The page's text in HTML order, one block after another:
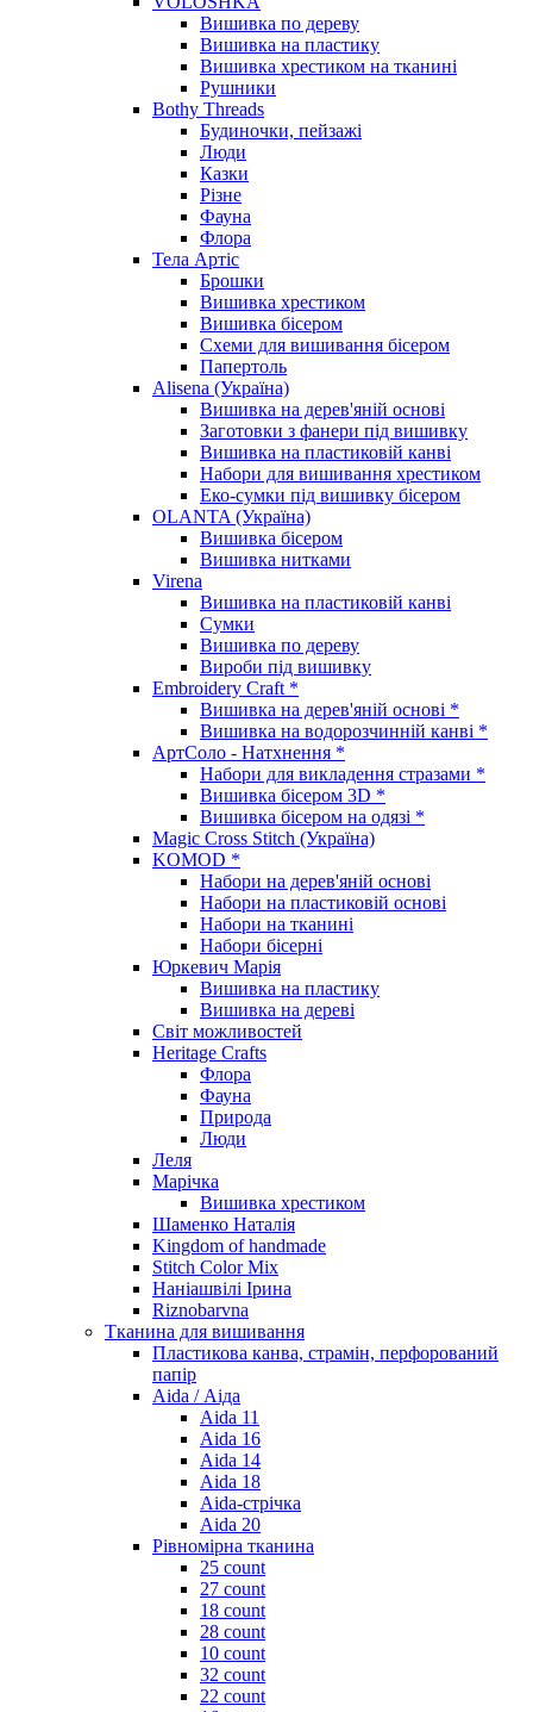
Вишивка по дереву
Вишивка на пластику
Вишивка хрестиком на тканині
Рушники
Bothy Threads
Будиночки, пейзажі
Люди
Казки
Різне
Фауна
Флора
Тела Артіс
Брошки
Вишивка хрестиком
Вишивка бісером
Схеми для вишивання бісером
Папертоль
Alisena (Україна)
Вишивка на дерев'яній основі
Заготовки з фанери під вишивку
Вишивка на пластиковій канві
Набори для вишивання хрестиком
Еко-сумки під вишивку бісером
OLANTA (Україна)
Вишивка бісером
Вишивка нитками
Virena
Вишивка на пластиковій канві
Сумки
Вишивка по дереву
Вироби під вишивку
Embroidery Craft *
Вишивка на дерев'яній основі *
Вишивка на водорозчинній канві *
АртСоло - Натхнення *
Набори для викладення стразами *
Вишивка бісером 3D *
Вишивка бісером на одязі *
Magic Cross Stitch (Україна)
KOMOD *
Набори на дерев'яній основі
Набори на пластиковій основі
Набори на тканині
Набори бісерні
Юркевич Марія
Вишивка на пластику
Вишивка на дереві
Світ можливостей
Heritage Crafts
Флора
Фауна
Природа
Люди
Леля
Марічка
Вишивка хрестиком
Шаменко Наталія
Kingdom of handmade
Stitch Color Mix
Наніашвілі Ірина
Riznobarvna
Тканина для вишивання
Пластикова канва, страмін, перфорований
папір
Aida / Аіда
Aida 11
Aida 16
Aida 14
Aida 18
Aida-стрічка
Aida 20
Рівномірна тканина
25 count
27 count
18 count
28 count
10 count
32 count
22 count